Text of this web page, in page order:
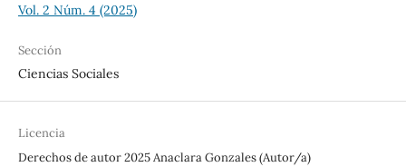
Vol. 2 Núm. 4 (2025)
Sección
Ciencias Sociales
Licencia
Derechos de autor 2025 Anaclara Gonzales (Autor/a)